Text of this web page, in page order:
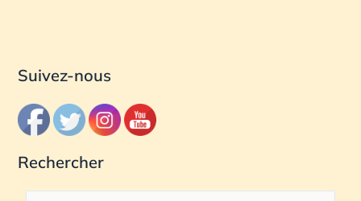
Suivez-nous
Rechercher